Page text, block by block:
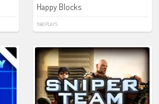
Happy Blocks
5140 PLAYS